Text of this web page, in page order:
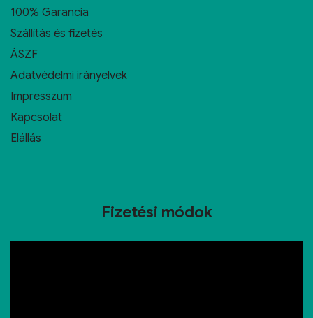
100% Garancia
Szállítás és fizetés
ÁSZF
Adatvédelmi irányelvek
Impresszum
Kapcsolat
Elállás
Fizetési módok